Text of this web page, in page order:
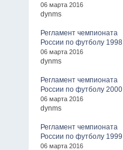
06 марта 2016
dynms
Регламент чемпионата
России по футболу 1998
06 марта 2016
dynms
Регламент чемпионата
России по футболу 2000
06 марта 2016
dynms
Регламент чемпионата
России по футболу 1999
06 марта 2016